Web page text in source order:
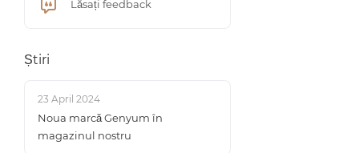
Lăsați feedback
Știri
23 April 2024
Noua marcă Genyum în
magazinul nostru